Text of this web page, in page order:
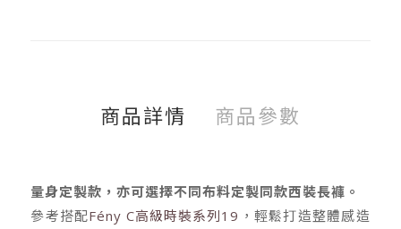
商品詳情 商品參數
量身定製款，亦可選擇不同布料定製同款西裝長褲。
參考搭配Fény C高級時裝系列19 ，輕鬆打造整體感造